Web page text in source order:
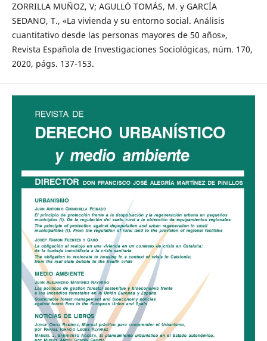
ZORRILLA MUÑOZ, V; AGULLÓ TOMÁS, M. y GARCÍA
SEDANO, T., «La vivienda y su entorno social. Análisis
cuantitativo desde las personas mayores de 50 años»,
Revista Española de Investigaciones Sociológicas, núm. 170,
2020, págs. 137-153.